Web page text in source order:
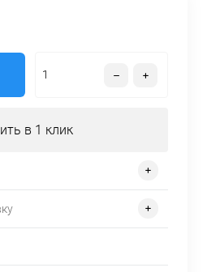
в 1 клик